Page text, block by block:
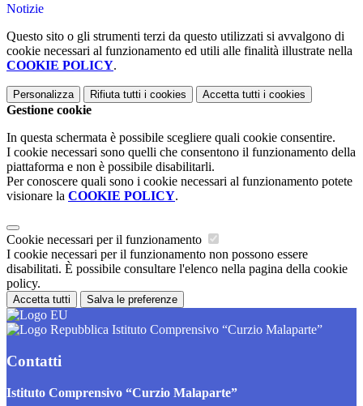
Notizie
Questo sito o gli strumenti terzi da questo utilizzati si avvalgono di
cookie necessari al funzionamento ed utili alle finalità illustrate nella
COOKIE POLICY.
Personalizza Rifiuta tutti i cookies Accetta tutti i cookies
Gestione cookie
In questa schermata è possibile scegliere quali cookie consentire.
I cookie necessari sono quelli che consentono il funzionamento della
piattaforma e non è possibile disabilitarli.
Per conoscere quali sono i cookie necessari al funzionamento potete
visionare la COOKIE POLICY.
Cookie necessari per il funzionamento
I cookie necessari per il funzionamento non possono essere
disabilitati. È possibile consultare l'elenco nella pagina della cookie
policy.
Accetta tutti Salva le preferenze
Istituto Comprensivo “Curzio Malaparte”
Contatti
Istituto Comprensivo “Curzio Malaparte”